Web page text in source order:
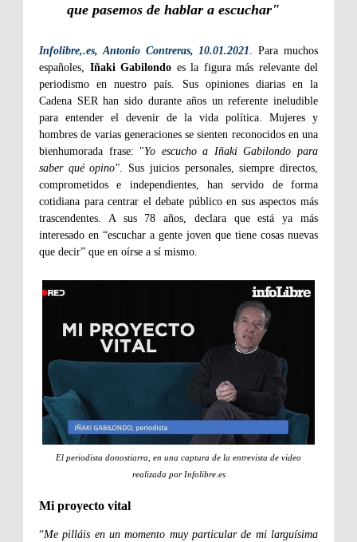
que pasemos de hablar a escuchar"
Infolibre,.es, Antonio Contreras, 10.01.2021 . Para muchos
españoles, Iñaki Gabilondo es la figura más relevante del
periodismo en nuestro país. Sus opiniones diarias en la
Cadena SER han sido durante años un referente ineludible
para entender el devenir de la vida política. Mujeres y
hombres de varias generaciones se sienten reconocidos en una
bienhumorada frase: "Yo escucho a Iñaki Gabilondo para
saber qué opino" . Sus juicios personales, siempre directos,
comprometidos e independientes, han servido de forma
cotidiana para centrar el debate público en sus aspectos más
trascendentes. A sus 78 años, declara que está ya más
interesado en “escuchar a gente joven que tiene cosas nuevas
que decir” que en oírse a sí mismo.
El periodista donostiarra, en una captura de la entrevista de video
realizada por Infolibre.es
Mi proyecto vital
“Me pilláis en un momento muy particular de mi larguísima